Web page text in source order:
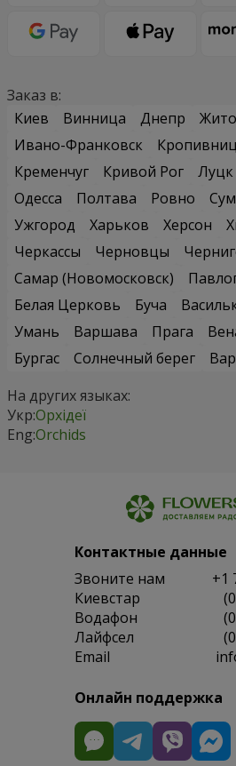
Заказ в:
Киев
Винница Днепр
Ивано-Франковск
Кременчуг
Кривой Рог Луцк
Одесса
Полтава Ровно
Ужгород
Харьков Херсон
Черкассы
Черновцы
Самар (Новомосковск)
Белая Церковь
Буча
Умань
Варшава Прага
Бургас
Солнечный берег
На других языках:
Укр:Орхідеї
Eng:Orchids
Контактные данные
Звоните нам
+1
Киевстар
Водафон
Лайфсел
Email
Онлайн поддержка